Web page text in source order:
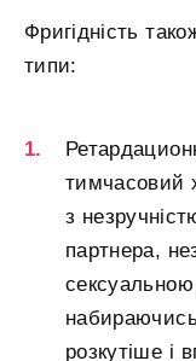
Фригідність
типи:
тимчасовий
з
партнера,
розкутіше і